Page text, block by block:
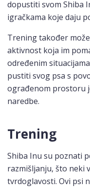
dopustiti svom Shiba
igračkama koje daju
Trening također
aktivnost koja im
određenim
pustiti svog psa s
ograđenom prostoru
naredbe.
Trening
Shiba Inu su poznati
razmišljanju, što neki
tvrdoglavosti. Ovi psi